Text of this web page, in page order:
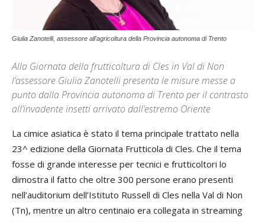
Giulia Zanotelli, assessore all'agricoltura della Provincia autonoma di Trento
Alla Giornata della frutticoltura di Cles in Val di Non
l’assessore Giulia Zanotelli presenta le misure messe a
punto dalla Provincia autonoma di Trento per il contrasto
all’invadente insetti arrivato dall’estremo Oriente
La cimice asiatica è stato il tema principale trattato nella
23^ edizione della Giornata Frutticola di Cles. Che il tema
fosse di grande interesse per tecnici e frutticoltori lo
dimostra il fatto che oltre 300 persone erano presenti
nell’auditorium dell’Istituto Russell di Cles nella Val di Non
(Tn), mentre un altro centinaio era collegata in streaming